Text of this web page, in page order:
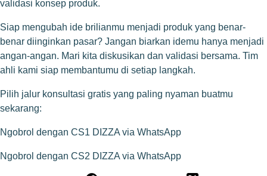
validasi konsep produk.
Siap mengubah ide brilianmu menjadi produk yang benar-
benar diinginkan pasar? Jangan biarkan idemu hanya menjadi
angan-angan. Mari kita diskusikan dan validasi bersama. Tim
ahli kami siap membantumu di setiap langkah.
Pilih jalur konsultasi gratis yang paling nyaman buatmu
sekarang:
Ngobrol dengan CS1 DIZZA via WhatsApp
Ngobrol dengan CS2 DIZZA via WhatsApp